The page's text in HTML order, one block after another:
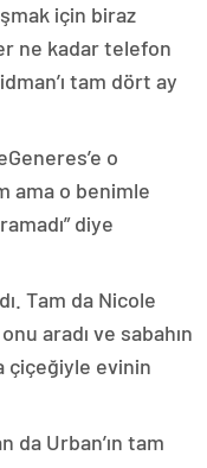
için biraz
ne kadar telefon
tam dört ay
o
ama o benimle
diye
Tam da Nicole
aradı ve sabahın
çiçeğiyle evinin
da Urban’ın tam